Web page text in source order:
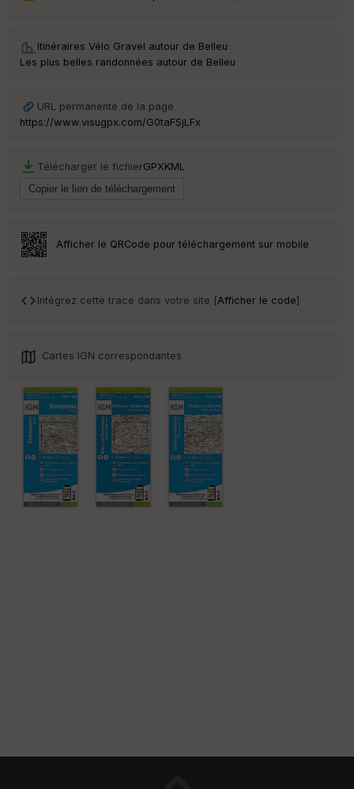
Itinéraires Vélo Gravel autour de Belleu·
Les plus belles randonnées autour de Belleu
URL permanente de la page
https://www.visugpx.com/G0taFSjLFx
Télécharger le fichierGPXKML
Afficher le QRCode pour téléchargement sur mobile
Intégrez cette trace dans votre site [Afficher le code]
Cartes IGN correspondantes